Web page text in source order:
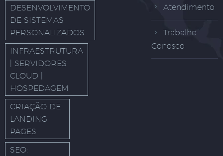
DESENVOLVIMENTO
DE SISTEMAS
PERSONALIZADOS
INFRAESTRUTURA
| SERVIDORES
CLOUD |
HOSPEDAGEM
CRIAÇÃO DE
LANDING
PAGES
SEO:
Atendimento
Trabalhe
Conosco